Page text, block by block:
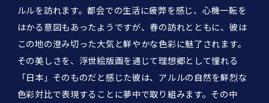
ルルを訪れます。都会での生活に疲弊を感じ、心機一転を
はかる意図もあったようですが、春の訪れとともに、彼は
この地の澄み切った大気と鮮やかな色彩に魅了されます。
その美しさを、浮世絵版画を通じて理想郷として憧れる
「日本」そのものだと感じた彼は、アルルの自然を鮮烈な
色彩対比で表現することに夢中で取り組みます。その中